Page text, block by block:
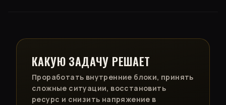
КАКУЮ ЗАДАЧУ РЕШАЕТ
Проработать внутренние блоки, принять
сложные ситуации, восстановить
ресурс и снизить напряжение в